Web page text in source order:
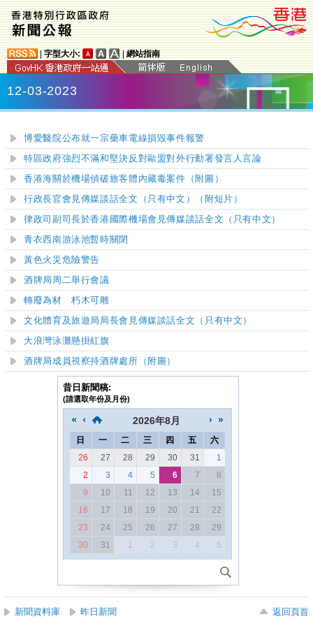
字型大小: 網站指南
12-03-2023
博愛醫院公布就一宗藥車電線損毀事件報警
特區政府強烈不滿和堅決反對歐盟對外行動署發言人言論
香港海關於機場偵破旅客體內藏毒案件（附圖）
行政長官會見傳媒談話全文（只有中文）（附短片）
律政司副司長於香港國際機場會見傳媒談話全文（只有中文）
青衣西南游泳池暫時關閉
黃色火災危險警告
酒牌局周二舉行會議
轉廢為材 朽木可雕
文化體育及旅遊局局長會見傳媒談話全文（只有中文）
大浪灣泳灘懸掛紅旗
酒牌局成員視察持酒牌處所（附圖）
昔日新聞稿:
(請選取年份及月份)
2026年8月
日 一 二 三 四 五
六
26
27 28 29 30 31
1
2
3 4 5 6 7
8
9
10 11 12 13 14
15
16
17 18 19 20 21
22
23
24 25 26 27 28
29
30
31 1 2 3 4 5
新聞資料庫 昨日新聞 返回頁首